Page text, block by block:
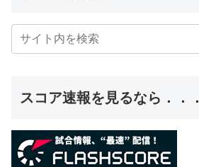
スコア速報を見るなら．．．